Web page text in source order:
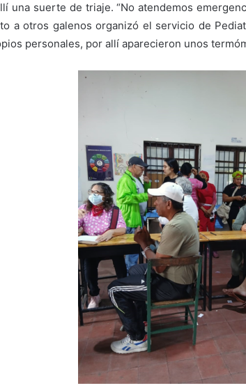
una suerte de triaje. “No atendemos
a otros galenos organizó el servicio de
personales, por allí aparecieron unos